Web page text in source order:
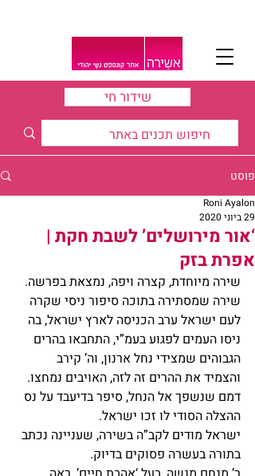
שידור חי
פוסט
‘אור מירושלים’ לשבת חקת |
אפרת בזק
Roni Ayalon
29 ביוני 2020
שירה מיוחדת, קצרה ויפה, נמצאת בפרשה.
שירה שמסתירה בתוכה סיפור ניסי שקרה
לעם ישראל ערב הכניסה לארץ ישראל, בה
ניסו העמים לפגוע בעמ”י, התחבאו בהרים
הגבוהים שמצידי נחל ארנון, וה’ קירב
והצמיד את ההרים זה לזה, האויבים נמחצו.
דמם שנשפך אל הנחל, סיפר בדיעבד על נס
ההצלה הסודי לו זכו ישראל.
ישראל מודים לקב”ה בשירה, שעניינה נכתב
בתורה בעשרה פסוקים בדיוק.